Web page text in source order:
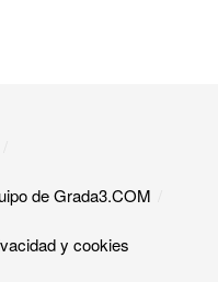
de Grada3.COM
y cookies​